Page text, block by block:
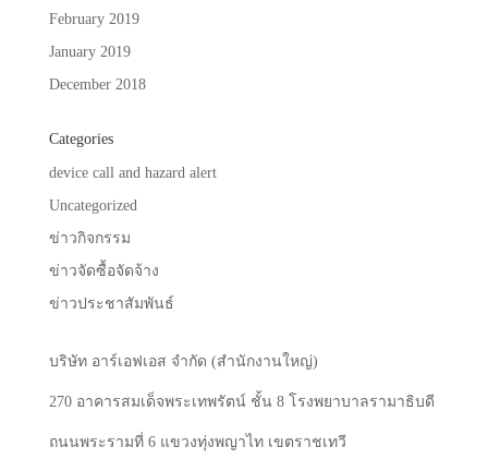
February 2019
January 2019
December 2018
Categories
device call and hazard alert
Uncategorized
ข่าวกิจกรรม
ข่าวจัดซื้อจัดจ้าง
ข่าวประชาสัมพันธ์
บริษัท อาร์เอฟเอส จำกัด (สำนักงานใหญ่)
270 อาคารสมเด็จพระเทพรัตน์ ชั้น 8 โรงพยาบาลรามาธิบดี
ถนนพระรามที่6 แขวงทุ่งพญาไท เขตราชเทวี